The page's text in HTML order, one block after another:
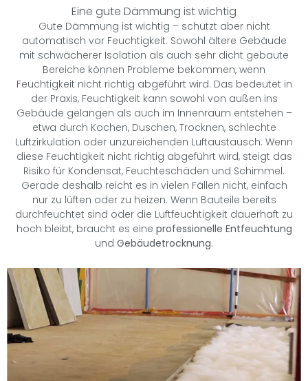
Eine gute Dämmung ist wichtig
Gute Dämmung ist wichtig – schützt aber nicht
automatisch vor Feuchtigkeit. Sowohl ältere Gebäude
mit schwächerer Isolation als auch sehr dicht gebaute
Bereiche können Probleme bekommen, wenn
Feuchtigkeit nicht richtig abgeführt wird. Das bedeutet in
der Praxis, Feuchtigkeit kann sowohl von außen ins
Gebäude gelangen als auch im Innenraum entstehen –
etwa durch Kochen, Duschen, Trocknen, schlechte
Luftzirkulation oder unzureichenden Luftaustausch. Wenn
diese Feuchtigkeit nicht richtig abgeführt wird, steigt das
Risiko für Kondensat, Feuchteschäden und Schimmel.
Gerade deshalb reicht es in vielen Fällen nicht, einfach
nur zu lüften oder zu heizen. Wenn Bauteile bereits
durchfeuchtet sind oder die Luftfeuchtigkeit dauerhaft zu
hoch bleibt, braucht es eine professionelle Entfeuchtung
und Gebäudetrocknung.